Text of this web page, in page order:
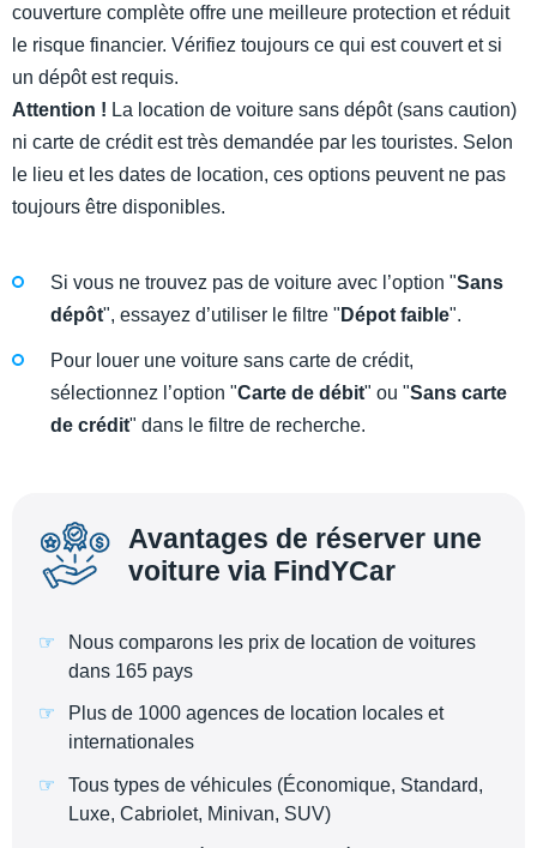
couverture complète offre une meilleure protection et réduit
le risque financier. Vérifiez toujours ce qui est couvert et si
un dépôt est requis.
Attention ! La location de voiture sans dépôt (sans caution)
ni carte de crédit est très demandée par les touristes. Selon
le lieu et les dates de location, ces options peuvent ne pas
toujours être disponibles.
Si vous ne trouvez pas de voiture avec l’option "Sans
dépôt", essayez d’utiliser le filtre " Dépot faible".
Pour louer une voiture sans carte de crédit,
sélectionnez l’option "Carte de débit" ou "Sans carte
de crédit" dans le filtre de recherche.
Avantages de réserver une
voiture via FindYCar
Nous comparons les prix de location de voitures
dans 165 pays
Plus de 1000 agences de location locales et
internationales
Tous types de véhicules (Économique, Standard,
Luxe, Cabriolet, Minivan, SUV)